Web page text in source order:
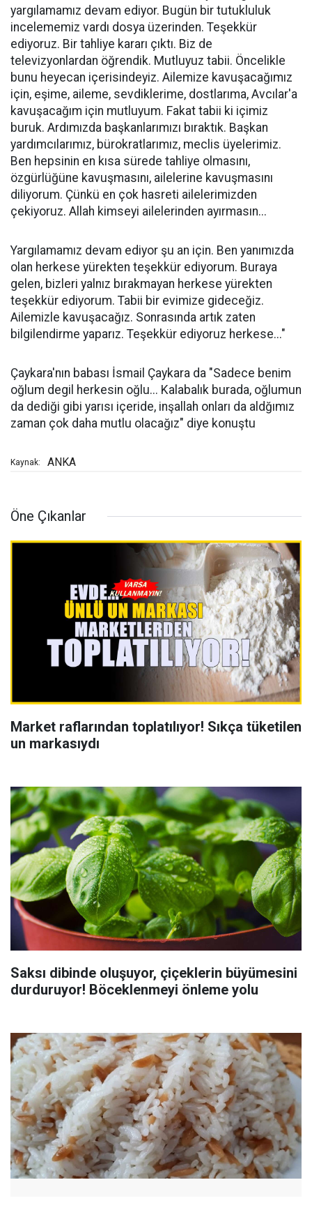
yargılamamız devam ediyor. Bugün bir tutukluluk
incelememiz vardı dosya üzerinden. Teşekkür
ediyoruz. Bir tahliye kararı çıktı. Biz de
televizyonlardan öğrendik. Mutluyuz tabii. Öncelikle
bunu heyecan içerisindeyiz. Ailemize kavuşacağımız
için, eşime, aileme, sevdiklerime, dostlarıma, Avcılar'a
kavuşacağım için mutluyum. Fakat tabii ki içimiz
buruk. Ardımızda başkanlarımızı bıraktık. Başkan
yardımcılarımız, bürokratlarımız, meclis üyelerimiz.
Ben hepsinin en kısa sürede tahliye olmasını,
özgürlüğüne kavuşmasını, ailelerine kavuşmasını
diliyorum. Çünkü en çok hasreti ailelerimizden
çekiyoruz. Allah kimseyi ailelerinden ayırmasın...
Yargılamamız devam ediyor şu an için. Ben yanımızda
olan herkese yürekten teşekkür ediyorum. Buraya
gelen, bizleri yalnız bırakmayan herkese yürekten
teşekkür ediyorum. Tabii bir evimize gideceğiz.
Ailemizle kavuşacağız. Sonrasında artık zaten
bilgilendirme yaparız. Teşekkür ediyoruz herkese..."
Çaykara'nın babası İsmail Çaykara da "Sadece benim
oğlum degil herkesin oğlu... Kalabalık burada, oğlumun
da dediği gibi yarısı içeride, inşallah onları da aldğımız
zaman çok daha mutlu olacağız" diye konuştu
Kaynak: ANKA
Öne Çıkanlar
Market raflarından toplatılıyor! Sıkça tüketilen
un markasıydı
Saksı dibinde oluşuyor, çiçeklerin büyümesini
durduruyor! Böceklenmeyi önleme yolu